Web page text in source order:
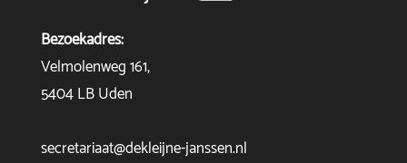
Bezoekadres:
Velmolenweg 161,
5404 LB Uden
secretariaat@dekleijne-janssen.nl